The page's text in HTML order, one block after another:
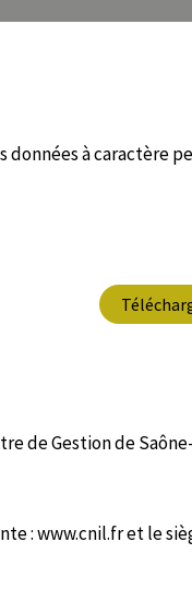
à caractère
de Gestion de
: www.cnil.fr et le